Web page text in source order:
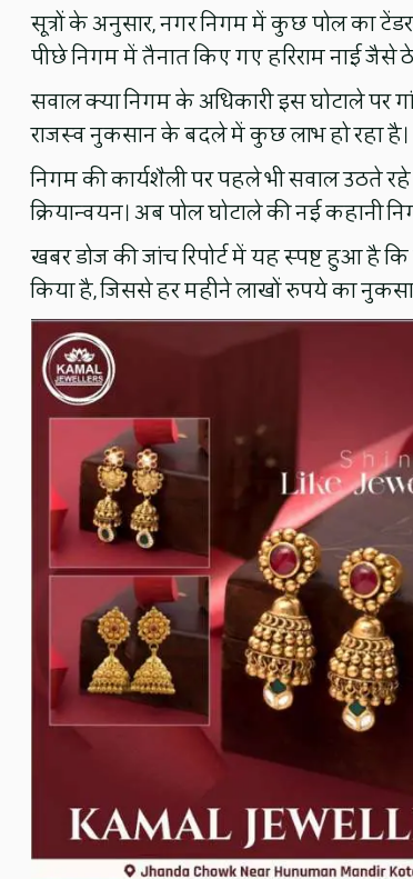
सूत्रों के अनुसार, नगर निगम में कुछ पोल का
पीछे निगम में तैनात किए गए हरिराम नाई
सवाल क्या निगम के अधिकारी इस घोटाले पर
राजस्व नुकसान के बदले में कुछ लाभ हो रहा है।
निगम की कार्यशैली पर पहले भी सवाल उठते
क्रियान्वयन। अब पोल घोटाले की नई कहानी
खबर डोज की जांच रिपोर्ट में यह स्पष्ट हुआ है
किया है, जिससे हर महीने लाखों रुपये का